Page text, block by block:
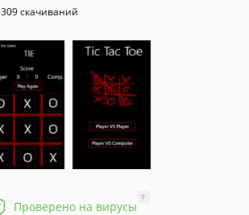
309 скачиваний
Проверено на вирусы
?